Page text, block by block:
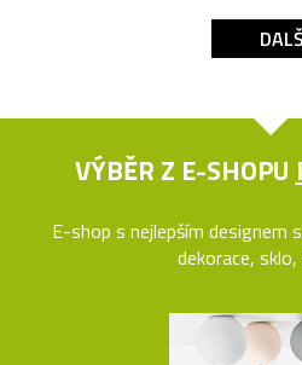
VÝBĚR Z E-SHOPU
E-shop s nejlepším designem
dekorace, sklo,